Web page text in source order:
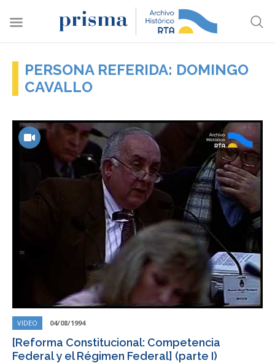
PERSONA REFERIDA: DOMINGO
CAVALLO
VIDEO 04/08/1994
[Reforma Constitucional: Competencia
Federal y el Régimen Federal] (parte I)